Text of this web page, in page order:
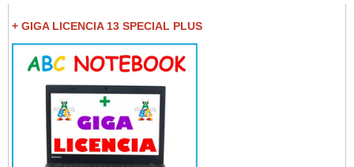
+ GIGA LICENCIA 13 SPECIAL PLUS